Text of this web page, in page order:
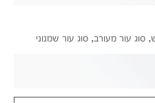
סוג עור מעורב, סוג עור שמנוני